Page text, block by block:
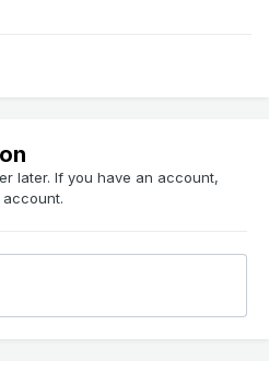
later. If you have an account,